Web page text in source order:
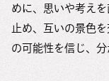
めに、思いや考え
止め、互いの景色
の可能性を信じ、分